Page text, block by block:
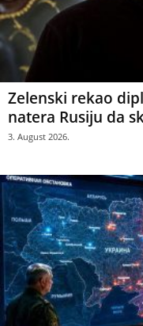
Zelenski rekao
natera Rusiju da
3. August 2026.